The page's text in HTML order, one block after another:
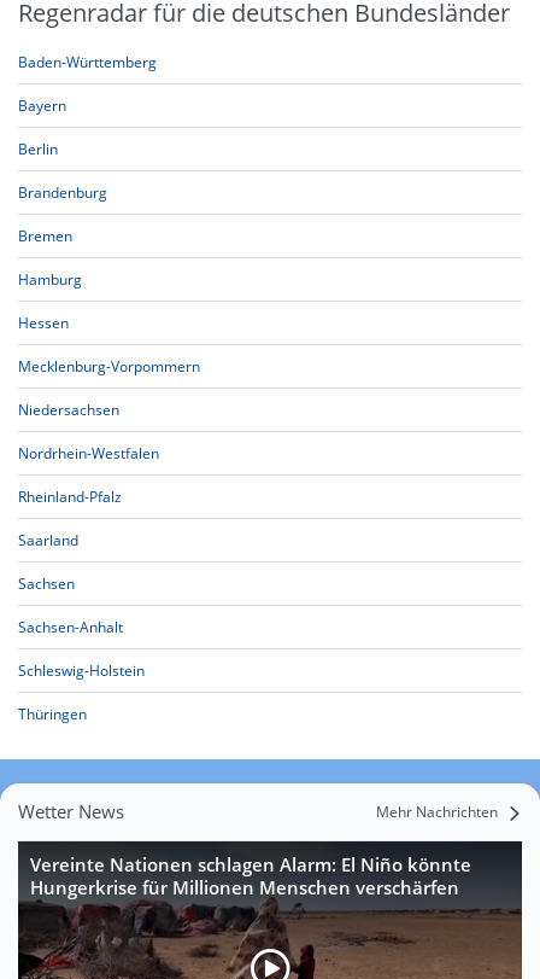
Regenradar für die deutschen Bundesländer
Baden-Württemberg
Bayern
Berlin
Brandenburg
Bremen
Hamburg
Hessen
Mecklenburg-Vorpommern
Niedersachsen
Nordrhein-Westfalen
Rheinland-Pfalz
Saarland
Sachsen
Sachsen-Anhalt
Schleswig-Holstein
Thüringen
Wetter News Mehr Nachrichten
Vereinte Nationen schlagen Alarm: El Niño könnte
Hungerkrise für Millionen Menschen verschärfen